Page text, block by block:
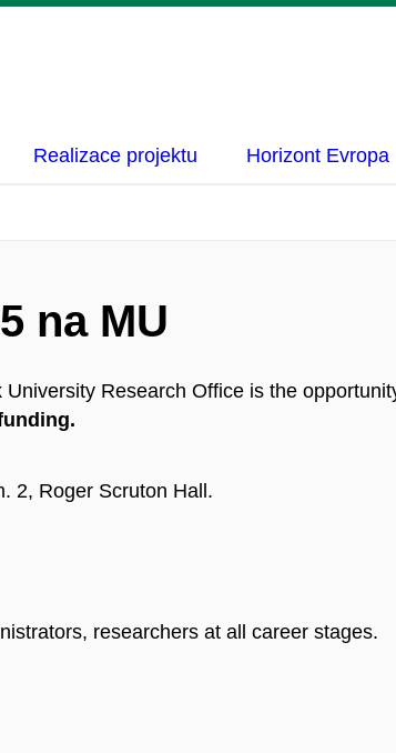
Realizace projektu Horizont Evropa
na MU
Research Office is the
2, Roger Scruton Hall.
researchers at all career stages.